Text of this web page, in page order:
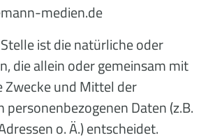
medien.de
ist die natürliche oder
die allein oder gemeinsam mit
Zwecke und Mittel der
Daten (z.B.
o. Ä.) entscheidet.